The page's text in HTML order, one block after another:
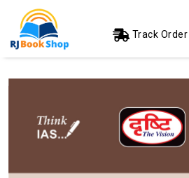
Track Order